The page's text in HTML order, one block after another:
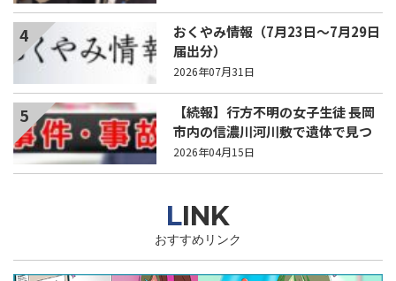
4
おくやみ情報（7月23日～7月29日
届出分）
2026年07月31日
5
【続報】行方不明の女子生徒 長岡
市内の信濃川河川敷で遺体で見つ
かる
2026年04月15日
LINK
おすすめリンク